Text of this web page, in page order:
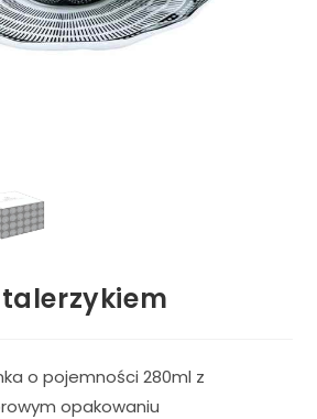
o pojemności 280ml z
opakowaniu